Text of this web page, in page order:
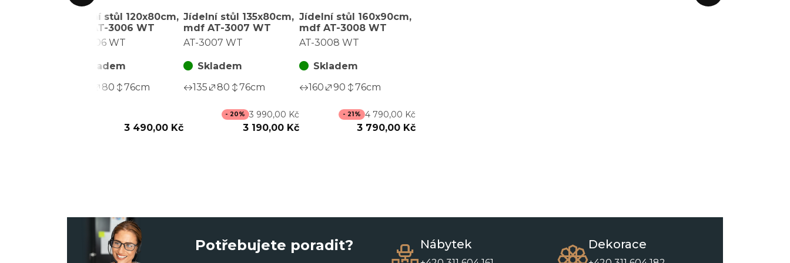
Jídelní stůl 120x80cm,
mdf AT-3006 WT
AT-3006 WT
Skladem
80 76cm
3 490,00 Kč
Jídelní stůl 135x80cm,
mdf AT-3007 WT
AT-3007 WT
Skladem
135
80 76cm
- 20% 3 990,00 Kč
3 190,00 Kč
Jídelní stůl 160x90cm,
mdf AT-3008 WT
AT-3008 WT
Skladem
160
90 76cm
- 21% 4 790,00 Kč
3 790,00 Kč
Potřebujete poradit? Nábytek Dekorace